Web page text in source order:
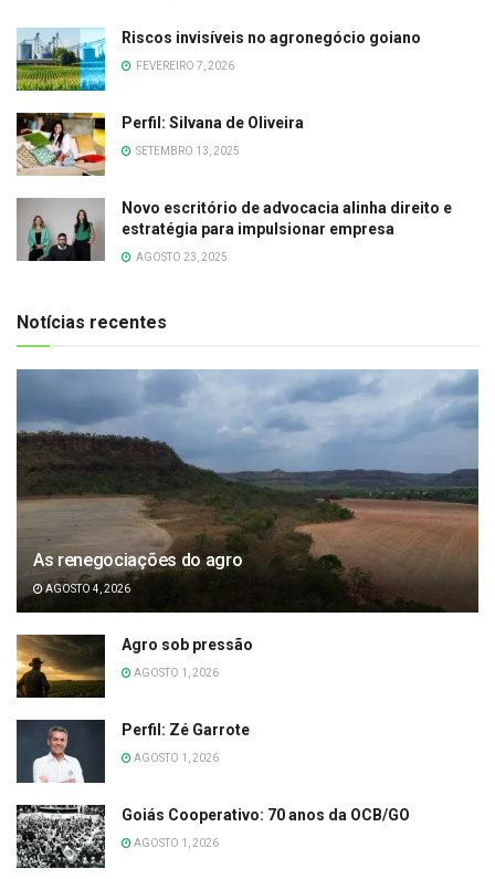
Riscos invisíveis no agronegócio goiano
FEVEREIRO 7, 2026
Perfil: Silvana de Oliveira
SETEMBRO 13, 2025
Novo escritório de advocacia alinha direito e
estratégia para impulsionar empresa
AGOSTO 23, 2025
Notícias recentes
As renegociações do agro
AGOSTO 4, 2026
Agro sob pressão
AGOSTO 1, 2026
Perfil: Zé Garrote
AGOSTO 1, 2026
Goiás Cooperativo: 70 anos da OCB/GO
AGOSTO 1, 2026